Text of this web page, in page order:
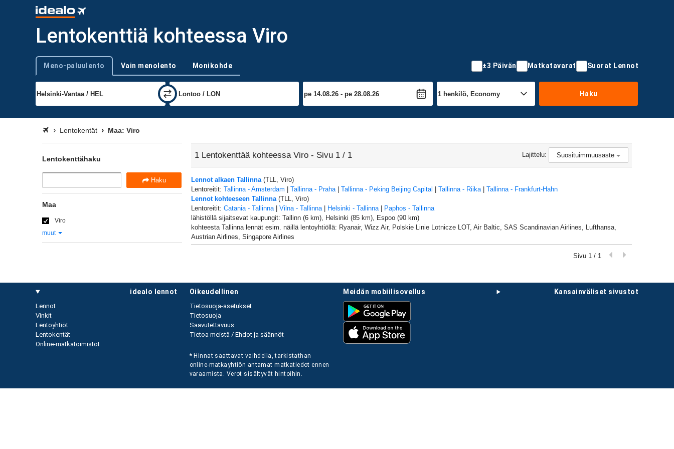
Lentokenttiä kohteessa Viro
Trip type
Meno-paluulento Vain menolento Monikohde ±3 Päivän Matkatavarat Suorat Lennot
Haku
Lentokentät Maa: Viro
Lajittelu: Suosituimmuusaste
1 Lentokenttää kohteessa Viro - Sivu 1 / 1
Lennot alkaen Tallinna(TLL, Viro)
Lentoreitit: Tallinna - Amsterdam Tallinna - Praha| Tallinna - Peking Beijing Capital Tallinna - Riika| Tallinna - Frankfurt-Hahn
Lennot kohteeseen Tallinna(TLL, Viro)
Lentoreitit: Catania - Tallinna| Vilna - Tallinna| Helsinki - Tallinna|
Paphos - Tallinna
lähistöllä sijaitsevat kaupungit: Tallinn (6 km), Helsinki (85 km), Espoo (90 km)
kohteesta Tallinna lennät esim. näillä lentoyhtiöllä: Ryanair, Wizz Air, Polskie Linie Lotnicze LOT, Air Baltic, SAS Scandinavian Airlines, Lufthansa,
Austrian Airlines, Singapore Airlines
Sivu 1 / 1
Lentokenttähaku
Haku
Maa
Viro
muut
idealo lennot
Lennot
Vinkit
Lentoyhtiöt
Lentokentät
Online-matkatoimistot
kansainväliset sivustot
meidän mobiilisovellus
oikeudellinen
Tietosuoja-asetukset
Tietosuoja
Saavutettavuus
Tietoa meistä / Ehdot ja säännöt
* Hinnat saattavat vaihdella, tarkistathan
online-matkayhtiön antamat matkatiedot ennen
varaamista. Verot sisältyvät hintoihin.